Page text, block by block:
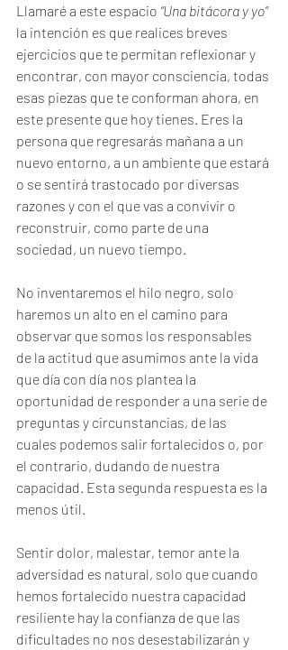
Llamaré a este espacio “Una bitácora y yo”
la intención es que realices breves
ejercicios que te permitan reflexionar y
encontrar, con mayor consciencia, todas
esas piezas que te conforman ahora, en
este presente que hoy tienes. Eres la
persona que regresarás mañana a un
nuevo entorno, a un ambiente que estará
o se sentirá trastocado por diversas
razones y con el que vas a convivir o
reconstruir, como parte de una
sociedad, un nuevo tiempo.
No inventaremos el hilo negro, solo
haremos un alto en el camino para
observar que somos los responsables
de la actitud que asumimos ante la vida
que día con día nos plantea la
oportunidad de responder a una serie de
preguntas y circunstancias, de las
cuales podemos salir fortalecidos o, por
el contrario, dudando de nuestra
capacidad. Esta segunda respuesta es la
menos útil.
Sentir dolor, malestar, temor ante la
adversidad es natural, solo que cuando
hemos fortalecido nuestra capacidad
resiliente hay la confianza de que las
dificultades no nos desestabilizarán y